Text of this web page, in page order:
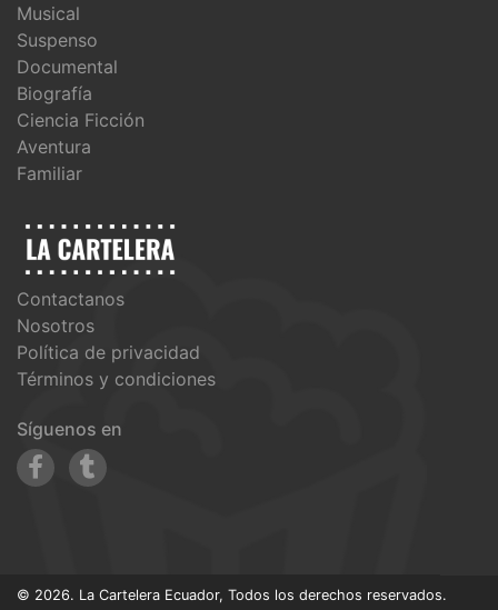
Musical
Suspenso
Documental
Biografía
Ciencia Ficción
Aventura
Familiar
Contactanos
Nosotros
Política de privacidad
Términos y condiciones
Síguenos en
© 2026. La Cartelera Ecuador, Todos los derechos reservados.